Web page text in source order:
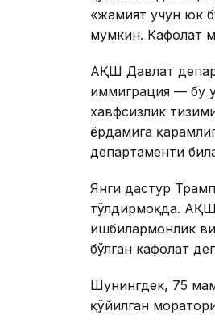
«жамият учун юк
мумкин. Кафолат
АҚШ Давлат
иммиграция — бу
хавфсизлик
ёрдамига
департаменти
Янги дастур
тўлдирмоқда. АҚШ
ишбилармонлик
бўлган кафолат
Шунингдек, 75
қўйилган